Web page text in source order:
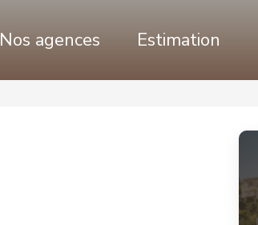
Nos agences Estimation